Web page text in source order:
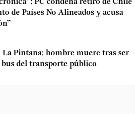
PC condena retiro de Chile
de Países No Alineados y acusa
Pintana: hombre muere tras ser
bus del transporte público